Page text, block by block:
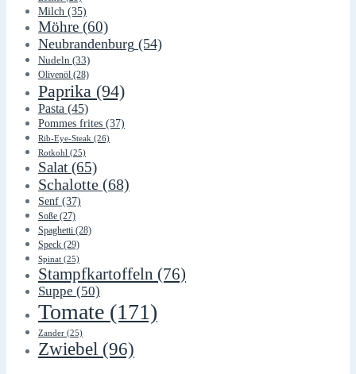
Milch (35)
Möhre (60)
Neubrandenburg (54)
Nudeln (33)
Olivenöl (28)
Paprika (94)
Pasta (45)
Pommes frites (37)
Rib-Eye-Steak (26)
Rotkohl (25)
Salat (65)
Schalotte (68)
Senf (37)
Soße (27)
Spaghetti (28)
Speck (29)
Spinat (25)
Stampfkartoffeln (76)
Suppe (50)
Tomate (171)
Zander (25)
Zwiebel (96)